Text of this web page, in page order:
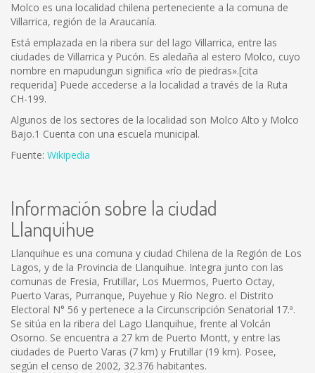
Molco es una localidad chilena perteneciente a la comuna de
Villarrica, región de la Araucanía.
Está emplazada en la ribera sur del lago Villarrica, entre las
ciudades de Villarrica y Pucón. Es aledaña al estero Molco, cuyo
nombre en mapudungun significa «río de piedras».[cita
requerida] Puede accederse a la localidad a través de la Ruta
CH-199.
Algunos de los sectores de la localidad son Molco Alto y Molco
Bajo.1 Cuenta con una escuela municipal.
Fuente: Wikipedia
Información sobre la ciudad
Llanquihue
Llanquihue es una comuna y ciudad Chilena de la Región de Los
Lagos, y de la Provincia de Llanquihue. Integra junto con las
comunas de Fresia, Frutillar, Los Muermos, Puerto Octay,
Puerto Varas, Purranque, Puyehue y Río Negro. el Distrito
Electoral N° 56 y pertenece a la Circunscripción Senatorial 17.ª.
Se sitúa en la ribera del Lago Llanquihue, frente al Volcán
Osorno. Se encuentra a 27 km de Puerto Montt, y entre las
ciudades de Puerto Varas (7 km) y Frutillar (19 km). Posee,
según el censo de 2002, 32.376 habitantes.